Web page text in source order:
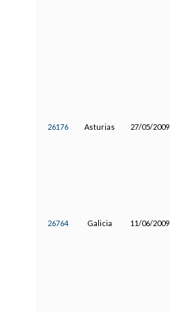
26176 Asturias 27/05/2009
26764 Galicia 11/06/2009